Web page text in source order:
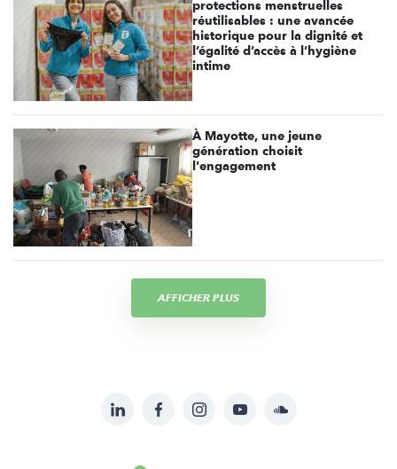
protections menstruelles
réutilisables : une avancée
historique pour la dignité et
l’égalité d’accès à l’hygiène
intime
À Mayotte, une jeune
génération choisit
l'engagement
AFFICHER PLUS
LinkedInFacebookInstagramYouTubeSoundcloud